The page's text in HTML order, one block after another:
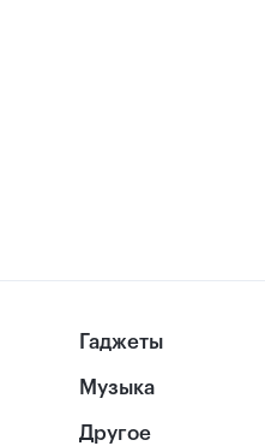
Гаджеты
Музыка
Другое